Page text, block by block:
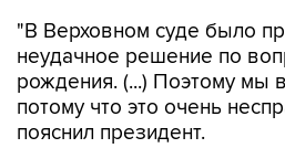
"В Верховном суде было
неудачное решение по
рождения. (...) Поэтому мы
потому что это очень
пояснил президент.